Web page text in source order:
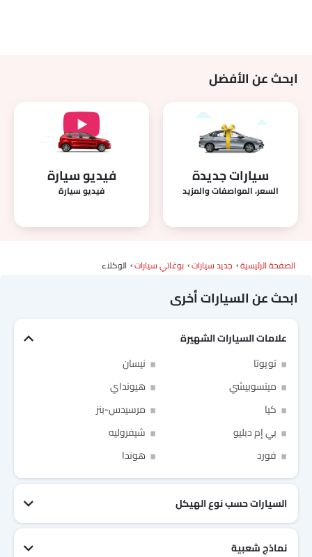
ابحث عن الأفضل
سيارات جديدة
السعر، المواصفات والمزيد
فيديو سيارة
فيديو سيارة
الصفحة الرئيسية جديد سيارات بوغاتي سيارات الوكلاء
ابحث عن السيارات أخرى
علامات السيارات الشهيرة
تويوتا
نيسان
ميتسوبيشي
هيونداي
كيا
مرسيدس-بنز
بي إم دبليو
شيفروليه
فورد
هوندا
السيارات حسب نوع الهيكل
نماذج شعبية
I have read and agree to theشروط الاستخدامand سياسة الخصوصيةof Cardekho
Link Your Google Account
Link Your Facebook Account